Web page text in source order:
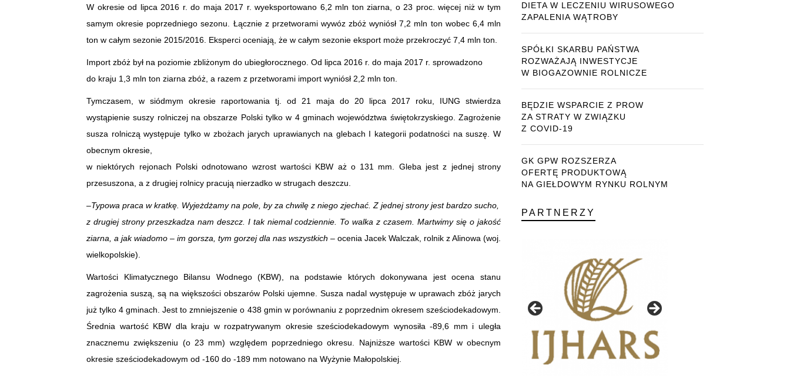
W okresie od lipca 2016 r. do maja 2017 r. wyeksportowano 6,2 mln ton ziarna, o 23 proc. więcej niż w tym
samym okresie poprzedniego sezonu. Łącznie z przetworami wywóz zbóż wyniósł 7,2 mln ton wobec 6,4 mln
ton w całym sezonie 2015/2016. Eksperci oceniają, że w całym sezonie eksport może przekroczyć 7,4 mln ton.
Import zbóż był na poziomie zbliżonym do ubiegłorocznego. Od lipca 2016 r. do maja 2017 r. sprowadzono
do kraju 1,3 mln ton ziarna zbóż, a razem z przetworami import wyniósł 2,2 mln ton.
Tymczasem, w siódmym okresie raportowania tj. od 21 maja do 20 lipca 2017 roku, IUNG stwierdza
wystąpienie suszy rolniczej na obszarze Polski tylko w 4 gminach województwa świętokrzyskiego. Zagrożenie
susza rolniczą występuje tylko w zbożach jarych uprawianych na glebach I kategorii podatności na suszę. W
obecnym okresie,
w niektórych rejonach Polski odnotowano wzrost wartości KBW aż o 131 mm. Gleba jest z jednej strony
przesuszona, a z drugiej rolnicy pracują nierzadko w strugach deszczu.
–Typowa praca w kratkę. Wyjeżdżamy na pole, by za chwilę z niego zjechać. Z jednej strony jest bardzo sucho,
z drugiej strony przeszkadza nam deszcz. I tak niemal codziennie. To walka z czasem. Martwimy się o jakość
ziarna, a jak wiadomo – im gorsza, tym gorzej dla nas wszystkich – ocenia Jacek Walczak, rolnik z Alinowa (woj.
wielkopolskie).
Wartości Klimatycznego Bilansu Wodnego (KBW), na podstawie których dokonywana jest ocena stanu
zagrożenia suszą, są na większości obszarów Polski ujemne. Susza nadal występuje w uprawach zbóż jarych
już tylko 4 gminach. Jest to zmniejszenie o 438 gmin w porównaniu z poprzednim okresem sześciodekadowym.
Średnia wartość KBW dla kraju w rozpatrywanym okresie sześciodekadowym wynosiła -89,6 mm i uległa
znacznemu zwiększeniu (o 23 mm) względem poprzedniego okresu. Najniższe wartości KBW w obecnym
okresie sześciodekadowym od -160 do -189 mm notowano na Wyżynie Małopolskiej.
DIETA W LECZENIU WIRUSOWEGO
ZAPALENIA WĄTROBY
SPÓŁKI SKARBU PAŃSTWA
ROZWAŻAJĄ INWESTYCJE
W BIOGAZOWNIE ROLNICZE
BĘDZIE WSPARCIE Z PROW
ZA STRATY W ZWIĄZKU
Z COVID-19
GK GPW ROZSZERZA
OFERTĘ PRODUKTOWĄ
NA GIEŁDOWYM RYNKU ROLNYM
PARTNERZY